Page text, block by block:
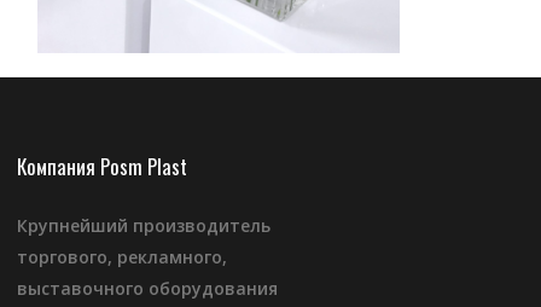
Компания Posm Plast
Крупнейший производитель
торгового, рекламного,
выставочного оборудования